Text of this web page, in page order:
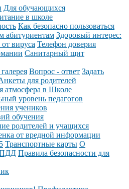
Для обучающихся
в школе
Как безопасно пользоваться
абитуриентам Здоровый интерес:
от вируса Телефон доверия
Санитарный щит
Вопрос - ответ Задать
для родителей
атмосфера в Школе
уровень педагогов
учеников
обучения
родителей и учащихся
от вредной информации
Транспортные карты О
ПДД Правила безопасности для